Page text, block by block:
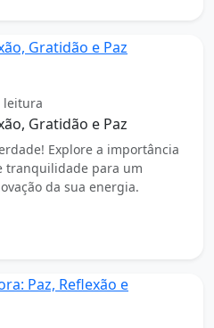
leitura
Gratidão e Paz
Explore a importância
tranquilidade para um
da sua energia.